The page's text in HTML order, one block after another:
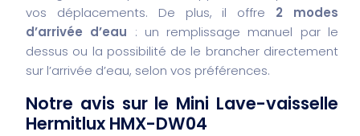
vos déplacements. De plus, il offre 2 modes
d’arrivée d’eau : un remplissage manuel par le
dessus ou la possibilité de le brancher directement
sur l’arrivée d’eau, selon vos préférences.
Notre avis sur le Mini Lave-vaisselle
Hermitlux HMX-DW04